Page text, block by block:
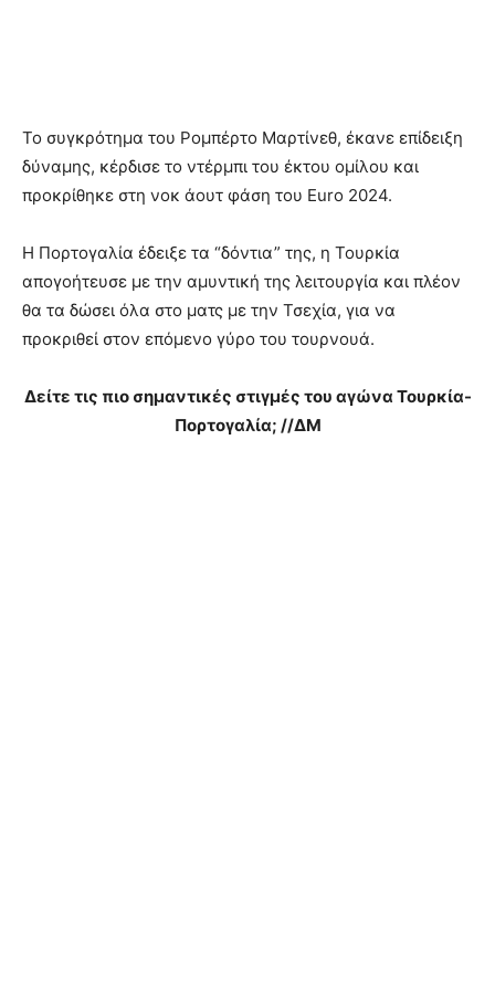
Το συγκρότημα του Ρομπέρτο Μαρτίνεθ, έκανε επίδειξη
δύναμης, κέρδισε το ντέρμπι του έκτου ομίλου και
προκρίθηκε στη νοκ άουτ φάση του Euro 2024.
Η Πορτογαλία έδειξε τα “δόντια” της, η Τουρκία
απογοήτευσε με την αμυντική της λειτουργία και πλέον
θα τα δώσει όλα στο ματς με την Τσεχία, για να
προκριθεί στον επόμενο γύρο του τουρνουά.
Δείτε τις πιο σημαντικές στιγμές του αγώνα Τουρκία-
Πορτογαλία; //ΔΜ